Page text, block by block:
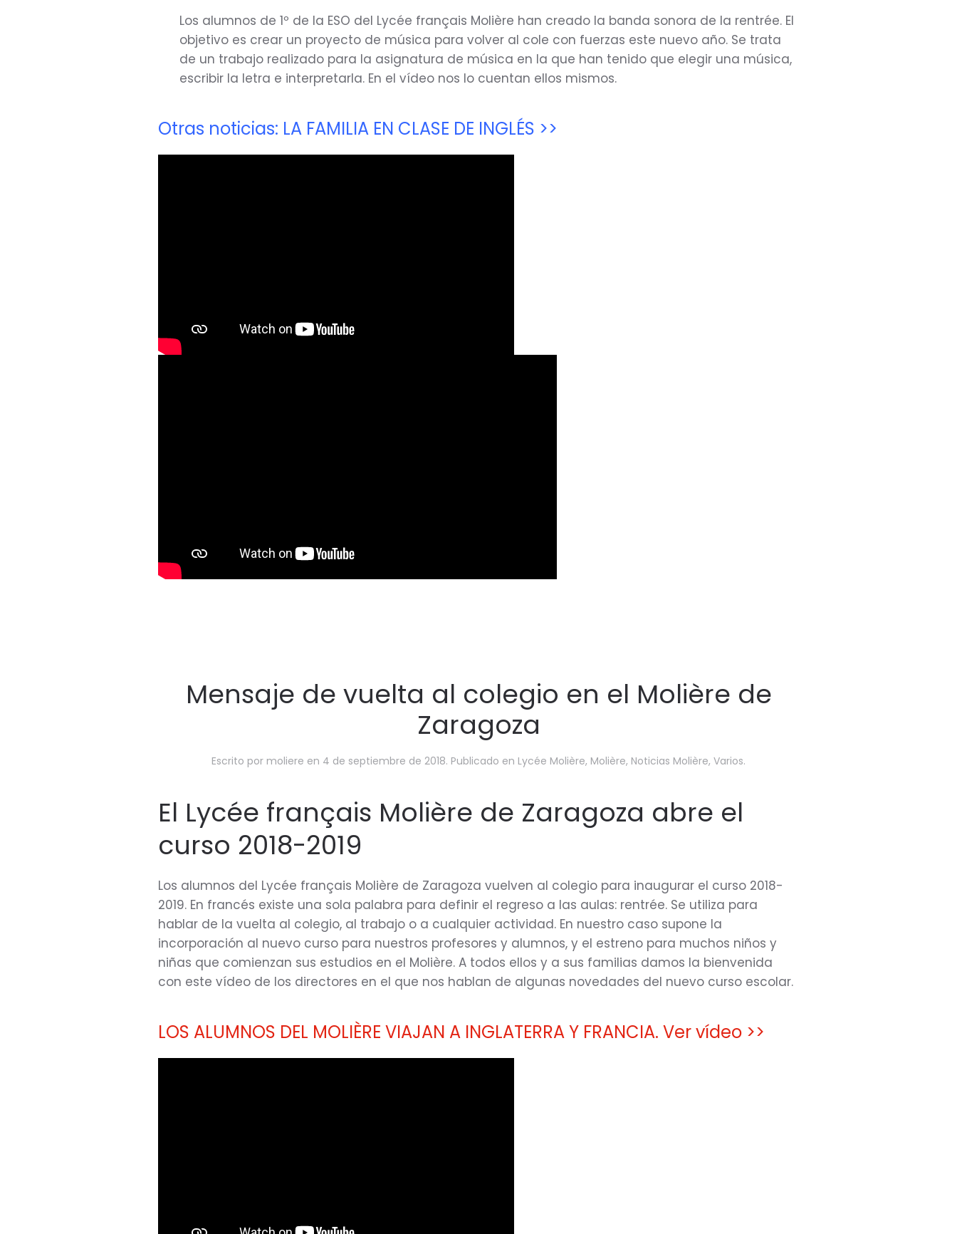
Los alumnos de 1º de la ESO del Lycée français Molière han creado la banda sonora de la rentrée. El
objetivo es crear un proyecto de música para volver al cole con fuerzas este nuevo año. Se trata
de un trabajo realizado para la asignatura de música en la que han tenido que elegir una música,
escribir la letra e interpretarla. En el vídeo nos lo cuentan ellos mismos.
Otras noticias: LA FAMILIA EN CLASE DE INGLÉS >>
Mensaje de vuelta al colegio en el Molière de
Zaragoza
Escrito por moliere en 4 de septiembre de 2018. Publicado en Lycée Molière, Molière, Noticias Molière, Varios.
El Lycée français Molière de Zaragoza abre el
curso 2018-2019
Los alumnos del Lycée français Molière de Zaragoza vuelven al colegio para inaugurar el curso 2018-
2019. En francés existe una sola palabra para definir el regreso a las aulas: rentrée. Se utiliza para
hablar de la vuelta al colegio, al trabajo o a cualquier actividad. En nuestro caso supone la
incorporación al nuevo curso para nuestros profesores y alumnos, y el estreno para muchos niños y
niñas que comienzan sus estudios en el Molière. A todos ellos y a sus familias damos la bienvenida
con este vídeo de los directores en el que nos hablan de algunas novedades del nuevo curso escolar.
LOS ALUMNOS DEL MOLIÈRE VIAJAN A INGLATERRA Y FRANCIA. Ver vídeo >>